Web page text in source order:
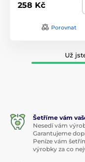
258 Kč
Porovnat
Už
Šetříme vám
Nesedí vám
Garantujeme
Peníze vám
výrobky za co